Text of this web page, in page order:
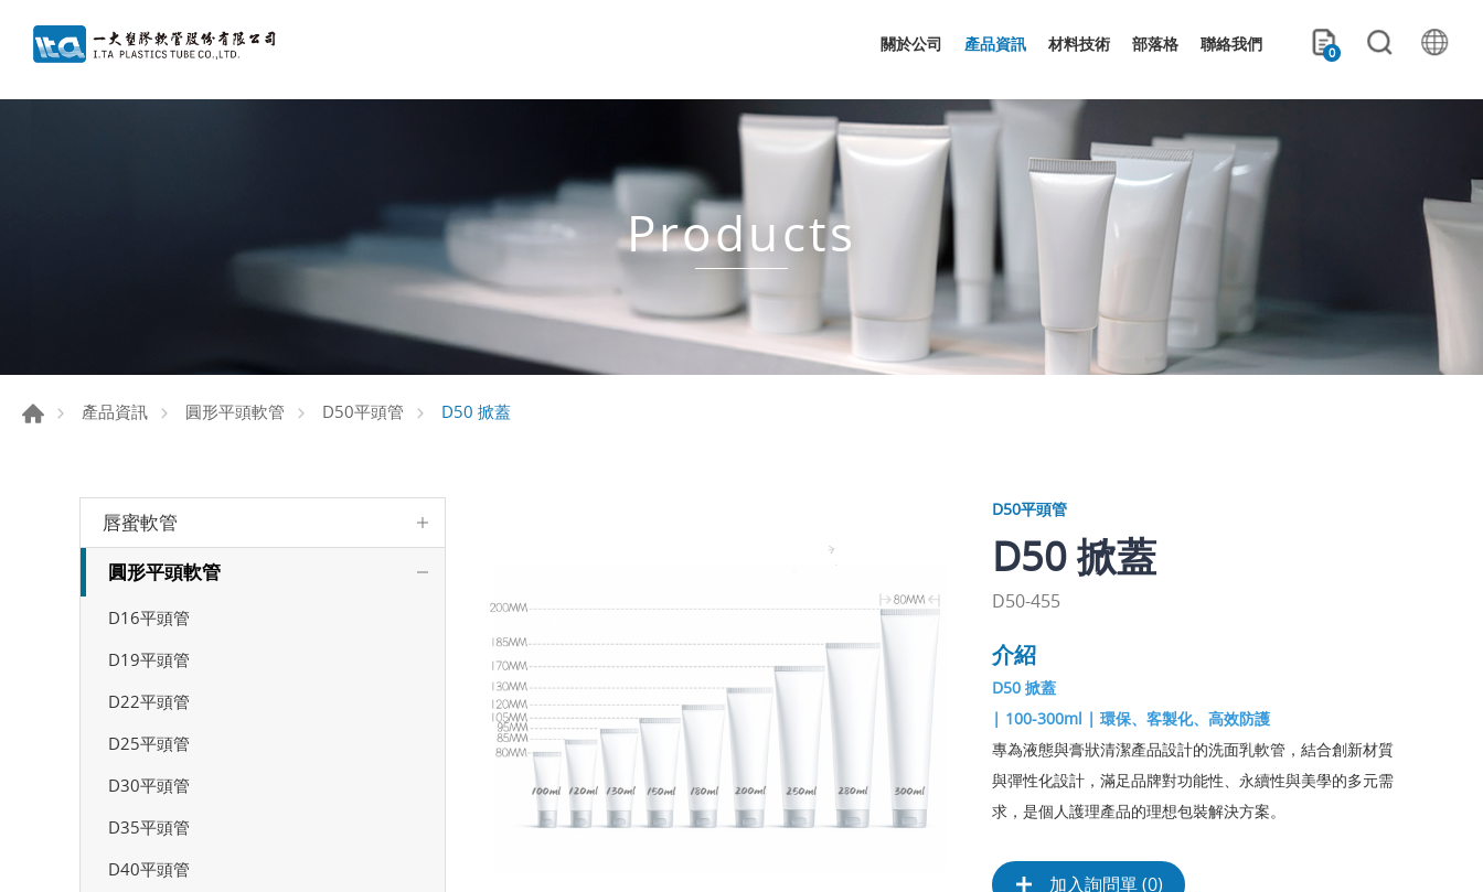
關於公司 產品資訊 材料技術 部落格 聯絡我們 0
Products
產品資訊 圓形平頭軟管 D50平頭管 D50 掀蓋
唇蜜軟管
圓形平頭軟管
D16平頭管
D19平頭管
D22平頭管
D25平頭管
D30平頭管
D35平頭管
D40平頭管
D50平頭管
D50 掀蓋
D50-455
介紹
D50 掀蓋
| 100-300ml | 環保、客製化、高效防護
專為液態與膏狀清潔產品設計的洗面乳軟管，結合創新材質
與彈性化設計，滿足品牌對功能性、永續性與美學的多元需
求，是個人護理產品的理想包裝解決方案。
加入詢問單 (0)